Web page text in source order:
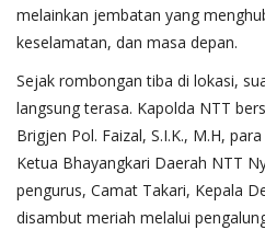
melainkan jembatan yang
keselamatan, dan masa depan.
Sejak rombongan tiba di lokasi,
langsung terasa. Kapolda NTT
Brigjen Pol. Faizal, S.I.K., M.H,
Ketua Bhayangkari Daerah NTT
pengurus, Camat Takari, Kepala
disambut meriah melalui